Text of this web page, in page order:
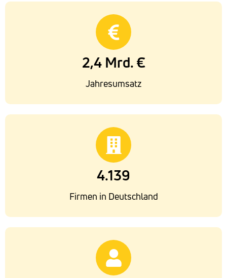
2,4 Mrd. €
Jahresumsatz
4.139
Firmen in Deutschland